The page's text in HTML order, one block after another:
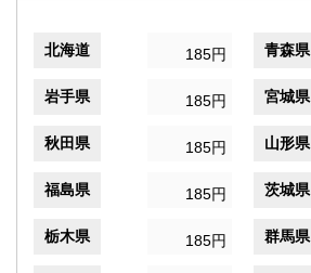
北海道 185円 青森県
岩手県 185円 宮城県
秋田県 185円 山形県
福島県 185円 茨城県
栃木県 185円 群馬県